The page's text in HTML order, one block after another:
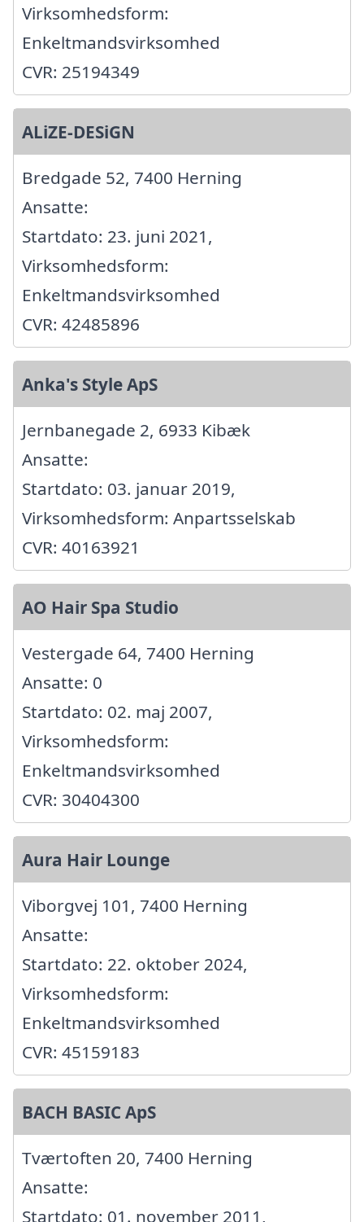
Virksomhedsform:
Enkeltmandsvirksomhed
CVR: 25194349
ALiZE-DESiGN
Bredgade 52, 7400 Herning
Ansatte:
Startdato: 23. juni 2021,
Virksomhedsform:
Enkeltmandsvirksomhed
CVR: 42485896
Anka's Style ApS
Jernbanegade 2, 6933 Kibæk
Ansatte:
Startdato: 03. januar 2019,
Virksomhedsform: Anpartsselskab
CVR: 40163921
AO Hair Spa Studio
Vestergade 64, 7400 Herning
Ansatte: 0
Startdato: 02. maj 2007,
Virksomhedsform:
Enkeltmandsvirksomhed
CVR: 30404300
Aura Hair Lounge
Viborgvej 101, 7400 Herning
Ansatte:
Startdato: 22. oktober 2024,
Virksomhedsform:
Enkeltmandsvirksomhed
CVR: 45159183
BACH BASIC ApS
Tværtoften 20, 7400 Herning
Ansatte:
Startdato: 01. november 2011,